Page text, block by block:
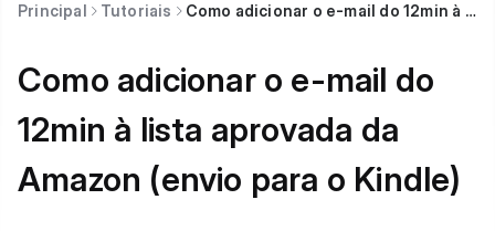
Principal Tutoriais Como adicionar o e-mail do 12min à lista aprovada da Amazon (envio para o Kindle)
Como adicionar o e-mail do
12min à lista aprovada da
Amazon (envio para o Kindle)